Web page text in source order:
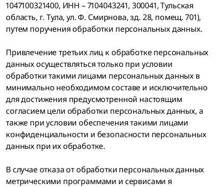
1047100321400, ИНН – 7104043241, 300041, Тульская
область, г. Тула, ул. Ф. Смирнова, зд. 28, помещ. 701),
путем поручения обработки персональных данных.
Привлечение третьих лиц к обработке персональных
данных осуществляться только при условии
обработки такими лицами персональных данных в
минимально необходимом составе и исключительно
для достижения предусмотренной настоящим
согласием цели обработки персональных данных, а
также при условии обеспечения такими лицами
конфиденциальности и безопасности персональных
данных при их обработке.
В случае отказа от обработки персональных данных
метрическими программами и сервисами я